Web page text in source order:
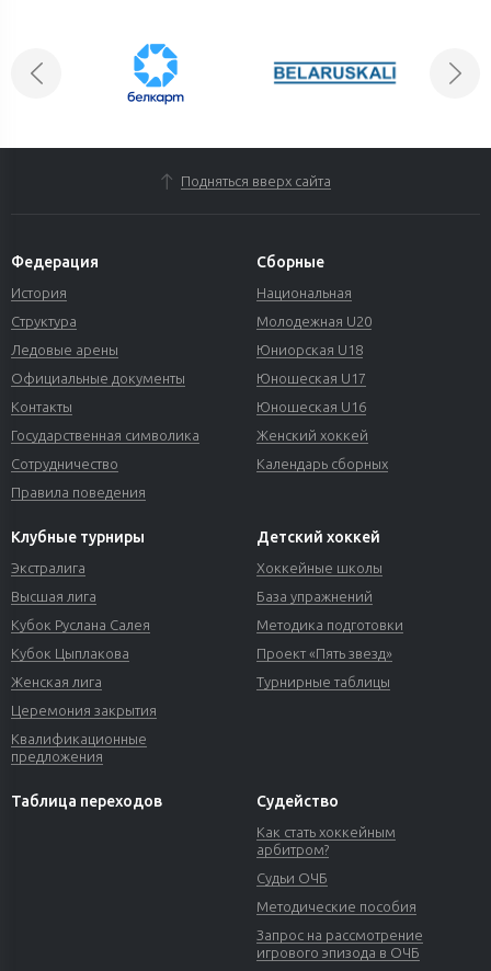
Подняться вверх сайта
Федерация
История
Структура
Ледовые арены
Официальные документы
Контакты
Государственная символика
Сотрудничество
Правила поведения
Сборные
Национальная
Молодежная U20
Юниорская U18
Юношеская U17
Юношеская U16
Женский хоккей
Календарь сборных
Клубные турниры
Экстралига
Высшая лига
Кубок Руслана Салея
Кубок Цыплакова
Женская лига
Церемония закрытия
Квалификационные
предложения
Детский хоккей
Хоккейные школы
База упражнений
Методика подготовки
Проект «Пять звезд»
Турнирные таблицы
Таблица переходов Судейство
Как стать хоккейным
арбитром?
Судьи ОЧБ
Методические пособия
Запрос на рассмотрение
игрового эпизода в ОЧБ